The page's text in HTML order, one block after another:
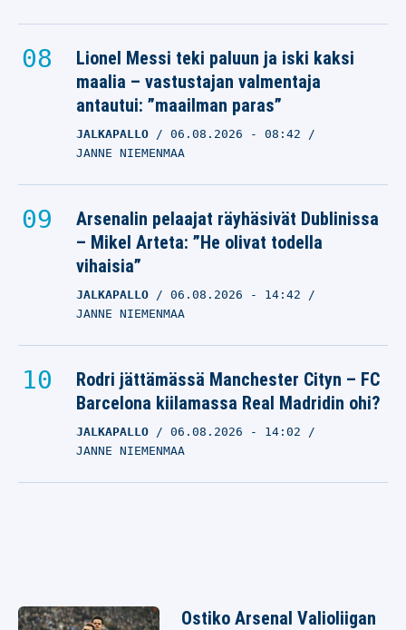
Lionel Messi teki paluun ja iski kaksi
maalia – vastustajan valmentaja
antautui: ”maailman paras”
JALKAPALLO 06.08.2026 - 08:42
JANNE NIEMENMAA
Arsenalin pelaajat räyhäsivät Dublinissa
– Mikel Arteta: ”He olivat todella
vihaisia”
JALKAPALLO 06.08.2026 - 14:42
JANNE NIEMENMAA
Rodri jättämässä Manchester Cityn – FC
Barcelona kiilamassa Real Madridin ohi?
JALKAPALLO 06.08.2026 - 14:02
JANNE NIEMENMAA
Ostiko Arsenal Valioliigan